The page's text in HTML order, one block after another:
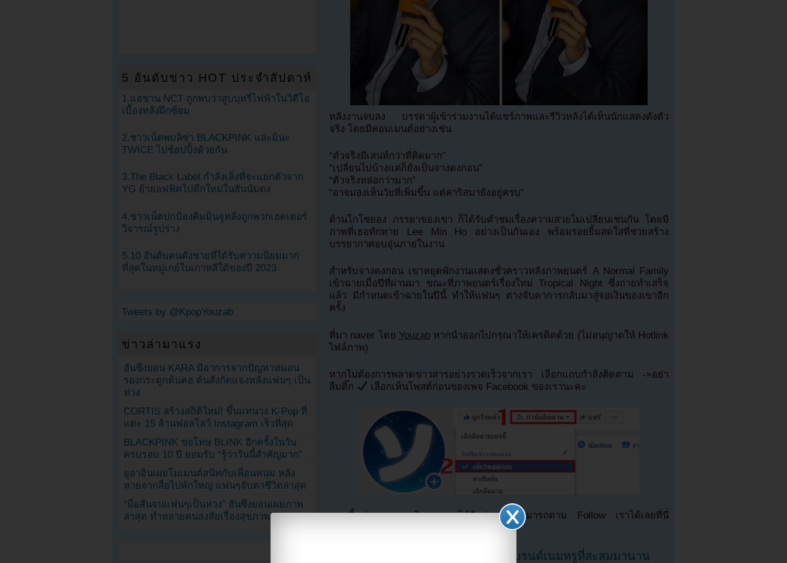
หลังงานจบลง บรรดาผู้เข้าร่วมงานได้แชร์ภาพและรีวิวหลังได้เห็นนักแสดงดังตัว
จริง โดยมีคอมเมนต์อย่างเช่น
“ตัวจริงมีเสน่ห์กว่าที่คิดมาก”
“เปลี่ยนไปบ้างแต่ก็ยังเป็นจางดงกอน”
“ตัวจริงหล่อกว่ามาก”
“อาจมองเห็นวัยที่เพิ่มขึ้น แต่คาริสมายังอยู่ครบ”
ด้านโกโซยอง ภรรยาของเขา ก็ได้รับคำชมเรื่องความสวยไม่เปลี่ยนเช่นกัน โดยมี
ภาพที่เธอทักทาย Lee Min Ho อย่างเป็นกันเอง พร้อมรอยยิ้มสดใสที่ช่วยสร้าง
บรรยากาศอบอุ่นภายในงาน
สำหรับจางดงกอน เขาหยุดพักงานแสดงชั่วคราวหลังภาพยนตร์ A Normal Family
เข้าฉายเมื่อปีที่ผ่านมา ขณะที่ภาพยนตร์เรื่องใหม่ Tropical Night ซึ่งถ่ายทำเสร็จ
แล้ว มีกำหนดเข้าฉายในปีนี้ ทำให้แฟนๆ ต่างจับตาการกลับมาสู่จอเงินของเขาอีก
ครั้ง
ที่มา naver โดย Youzab หากนำออกไปกรุณาให้เครดิตด้วย (ไม่อนุญาตให้ Hotlink
ไฟล์ภาพ)
หากไม่ต้องการพลาดข่าวสารอย่างรวดเร็วจากเรา เลือกแถบกำลังติดตาม ->อย่า
ลืมติ๊ก
เลือกเห็นโพสต์ก่อนของเพจ Facebook ของเรานะคะ
ตอนนี้แฟนๆสามารถติดตามเราได้อีกช่องทางสามารถตาม Follow เราได้เลยที่นี่
โกโซยองภรรยาจางดงกอนเปิดคลังแบรนด์เนมหรูที่สะสมมานาน
5 อันดับข่าว HOT ประจำสัปดาห์
1.แฮชาน NCT ถูกพบว่าสูบบุหรี่ไฟฟ้าในวิดีโอ
เบื้องหลังฝึกซ้อม
2.ชาวเน็ตพบลิซ่า BLACKPINK และมินะ
TWICE ไปช้อปปิ้งด้วยกัน
3.The Black Label กำลังเล็งที่จะแยกตัวจาก
YG ย้ายอฟฟิศไปตึกใหม่ในฮันนัมดง
4.ชาวเน็ตปกป้องคิมมินจูหลังถูกพวกเฮดเตอร์
วิจารณ์รูปร่าง
5.10 อันดับคนดังชายที่ได้รับความนิยมมาก
ที่สุดในหมู่เกย์ในเกาหลีใต้ของปี 2023
Tweets by @KpopYouzab
ข่าวล่ามาแรง
ฮันซึงยอน KARA มีอาการจากปัญหาหมอน
รองกระดูกต้นคอ ต้นสังกัดแจงหลังแฟนๆ เป็น
ห่วง
CORTIS สร้างสถิติใหม่! ขึ้นแท่นวง K-Pop ที่
แตะ 15 ล้านฟอลโลว์ Instagram เร็วที่สุด
BLACKPINK ขอโทษ BLINK อีกครั้งในวัน
ครบรอบ 10 ปี ยอมรับ “รู้ว่าวันนี้สำคัญมาก”
ยูอาอินเผยโมเมนต์สนิทกับเพื่อนหนุ่ม หลัง
หายจากสื่อไปพักใหญ่ แฟนๆจับตาชีวิตล่าสุด
“มือสั่นจนแฟนๆเป็นห่วง” ฮันซึงยอนเผยภาพ
ล่าสุด ทำหลายคนสงสัยเรื่องสุขภาพ